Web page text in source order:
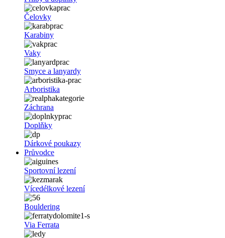
Čelovky
Karabiny
Vaky
Smyce a lanyardy
Arboristika
Záchrana
Doplňky
Dárkové poukazy
Průvodce
Sportovní lezení
Vícedélkové lezení
Bouldering
Via Ferrata